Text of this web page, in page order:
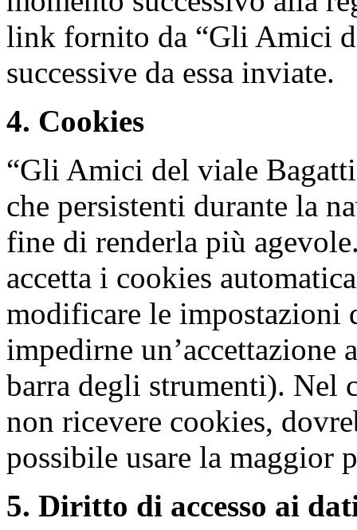
link fornito da “Gli Amici
successive da essa inviate.
4. Cookies
“Gli Amici del viale
che persistenti durante la
fine di renderla più
accetta i cookies
modificare le impostazioni
impedirne un’accettazione
barra degli strumenti). Nel
non ricevere cookies,
possibile usare la maggior
5. Diritto di accesso ai